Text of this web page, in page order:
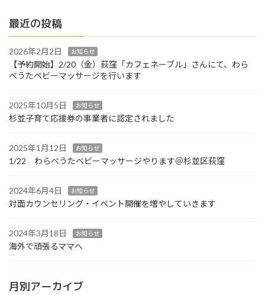
最近の投稿
2026年2月2日 お知らせ
【予約開始】2/20（金）荻窪「カフェネーブル」さんにて、わら
べうたベビーマッサージを行います
2025年10月5日 お知らせ
杉並子育て応援券の事業者に認定されました
2025年1月12日 お知らせ
1/22 わらべうたベビーマッサージやります＠杉並区荻窪
2024年6月4日 お知らせ
対面カウンセリング・イベント開催を増やしていきます
2024年3月18日 お知らせ
海外で頑張るママへ
月別アーカイブ